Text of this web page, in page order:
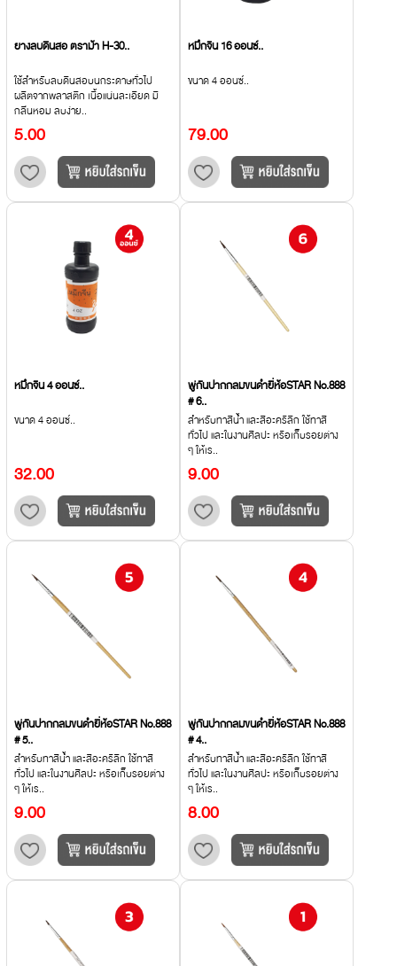
ยางลบดินสอ ตราม้า H-30..
ใช้สำหรับลบดินสอบนกระดาษทั่วไป
ผลิตจากพลาสติก เนื้อแน่นละเอียด มี
กลิ่นหอม ลบง่าย..
5.00
หมึกจีน 16 ออนซ์..
ขนาด 4 ออนซ์..
79.00
หมึกจีน 4 ออนซ์..
ขนาด 4 ออนซ์..
32.00
พู่กันปากกลมขนดำยี่ห้อSTAR No.888
# 6..
สำหรับทาสีน้ำ และสีอะคริลิก ใช้ทาสี
ทั่วไป และในงานศิลปะ หรือเก็บรอยต่าง
ๆ ให้เร..
9.00
พู่กันปากกลมขนดำยี่ห้อSTAR No.888
# 5..
สำหรับทาสีน้ำ และสีอะคริลิก ใช้ทาสี
ทั่วไป และในงานศิลปะ หรือเก็บรอยต่าง
ๆ ให้เร..
9.00
พู่กันปากกลมขนดำยี่ห้อSTAR No.888
# 4..
สำหรับทาสีน้ำ และสีอะคริลิก ใช้ทาสี
ทั่วไป และในงานศิลปะ หรือเก็บรอยต่าง
ๆ ให้เร..
8.00